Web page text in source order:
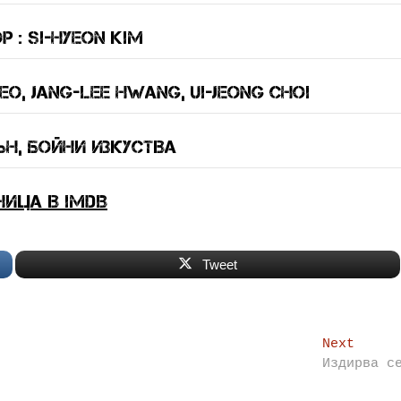
: Si-Hyeon Kim
Jang-Lee Hwang, Ui-jeong Choi
бойни изкуства
в IMDB
Tweet
Next
post:
Издирва